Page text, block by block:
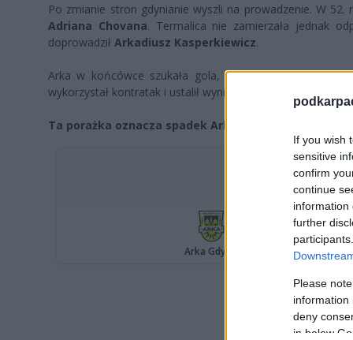
If you wish
sensitive
confirm
continue
information
further
Please
information
deny
in below
Po zmianie stron gdynianie wyszli na prowadzenie. W 52.
Adriana Chovana. Termalica nie zamierzała jednak
doprowadził Arkadiusz Kasperkiewicz.
Arka w końcówce szukała gola, który przedłużyłby
wykorzystał kontratak i ustalił wynik na 3-2 dla zespołu z
Ta porażka oznacza spadek Arki Gdynia z PKO BP